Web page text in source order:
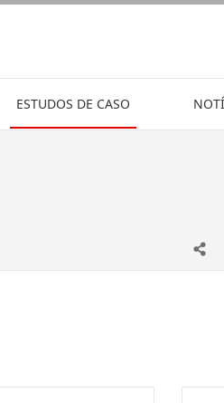
ESTUDOS DE CASO